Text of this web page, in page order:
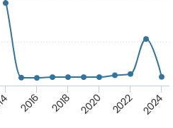
2016 2018 2020 2022 2024